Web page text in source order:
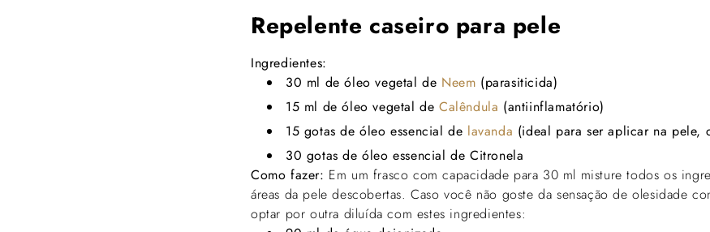
Repelente caseiro para pele
Ingredientes:
30 ml de óleo vegetal de Neem (parasiticida)
15 ml de óleo vegetal deCalêndula (antiinflamatório)
15 gotas de óleo essencial de lavanda (ideal para ser aplicar na pele,
30 gotas de óleo essencial de Citronela
Como fazer: Em um frasco com capacidade para 30 ml misture todos os
áreas da pele descobertas. Caso você não goste da sensação de olesidade
optar por outra diluída com estes ingredientes: